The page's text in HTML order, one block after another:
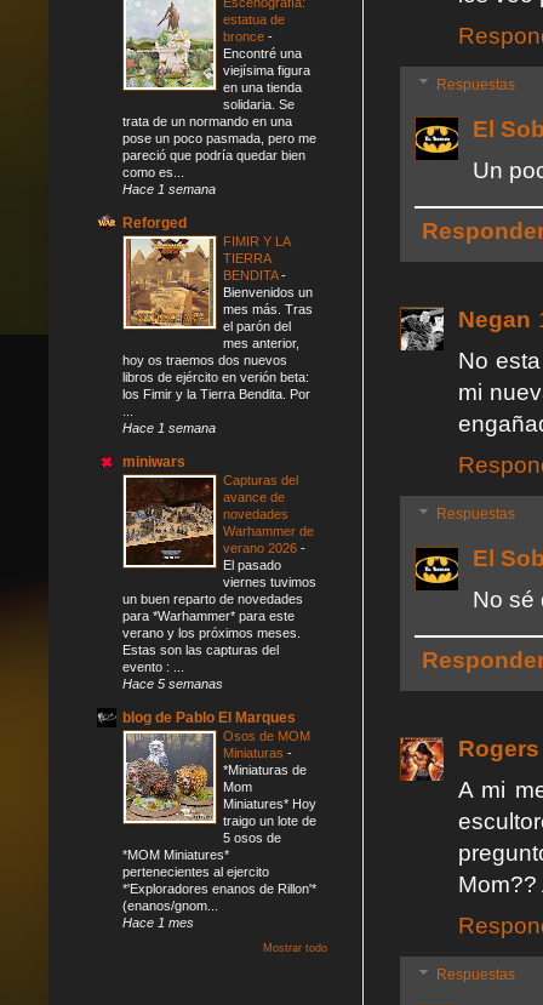
Respuestas
El
Un
Negan
No
mi
Respuestas
El
No sé
Rogers
A mi
Respuestas
estatua de
bronce -
Encontré una
viejísima figura
en una tienda
solidaria. Se
trata de un normando en una
pose un poco pasmada, pero me
pareció que podría quedar bien
como es...
Hace 1 semana
Reforged
FIMIR Y LA
TIERRA
BENDITA-
Bienvenidos un
mes más. Tras
el parón del
mes anterior,
hoy os traemos dos nuevos
libros de ejército en verión beta:
los Fimir y la Tierra Bendita. Por
Hace 1 semana
miniwars
Capturas del
avance de
novedades
Warhammer de
verano 2026 -
El pasado
viernes tuvimos
un buen reparto de novedades
para *Warhammer* para este
verano y los próximos meses.
Estas son las capturas del
evento : ...
Hace 5 semanas
blog de Pablo El Marques
Osos de MOM
Miniaturas -
*Miniaturas de
Mom
Miniatures* Hoy
traigo un lote de
5 osos de
*MOM Miniatures*
pertenecientes al ejercito
*'Exploradores enanos de Rillon'*
(enanos/gnom...
Hace 1 mes
Mostrar todo